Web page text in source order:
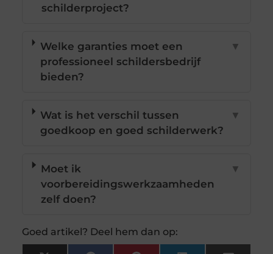
schilderproject?
Welke garanties moet een
professioneel schildersbedrijf
bieden?
▼
Wat is het verschil tussen
goedkoop en goed schilderwerk?
▼
Moet ik
voorbereidingswerkzaamheden
zelf doen?
▼
Goed artikel? Deel hem dan op: